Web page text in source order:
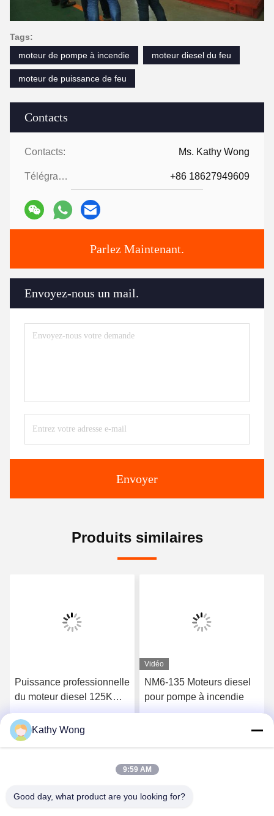
Contacts
Contacts: Ms. Kathy Wong
Télégramme: +86 18627949609
Parlez Maintenant.
Envoyez-nous un mail.
Envoyer
Tags:
moteur de pompe à incendie
moteur diesel du feu
moteur de puissance de feu
Produits similaires
Puissance professionnelle
du moteur diesel 125KW
de pompe à incendie pour
le système de lutte contre
l'incendie
Vidéo
NM6-135 Moteurs diesel
pour pompe à incendie
Kathy Wong
9:59 AM
Good day, what product are you looking for?